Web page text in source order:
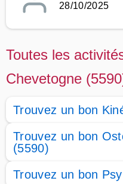
28/10/2025
Toutes les
Chevetogne
Trouvez un bon
Trouvez un bon
(5590)
Trouvez un bon